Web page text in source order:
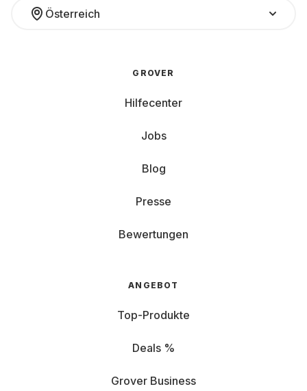
Österreich
GROVER
Hilfecenter
Jobs
Blog
Presse
Bewertungen
ANGEBOT
Top-Produkte
Deals %
Grover Business